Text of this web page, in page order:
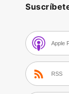
Apple
RSS